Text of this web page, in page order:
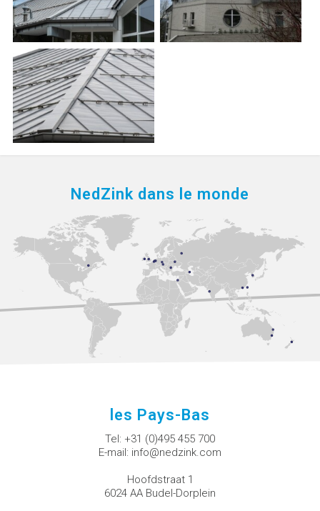
NedZink dans le monde
les Pays-Bas
Tel: +31 (0)495 455 700
E-mail: info@nedzink.com
Hoofdstraat 1
6024 AA Budel-Dorplein